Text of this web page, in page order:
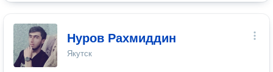
Нуров Рахмиддин
Якутск